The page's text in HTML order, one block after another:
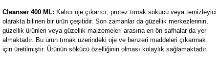
Cleanser 400 ML: Kalıcı oje çıkarıcı, protez tırnak sökücü veya temizleyici
olarakta bilinen bir ürün çeşitidir. Son zamanlar da güzellik merkezlerinin,
güzellik ürünleri veya güzellik malzemeleri arasına en ön safhalar da yer
almaktadır. Bu ürün tırnak üzerindeki oje ve benzeri maddeleri çıkarmak
için üretilmiştir. Ürünün sökücü özelliğinin olması kolaylık sağlamaktadır.